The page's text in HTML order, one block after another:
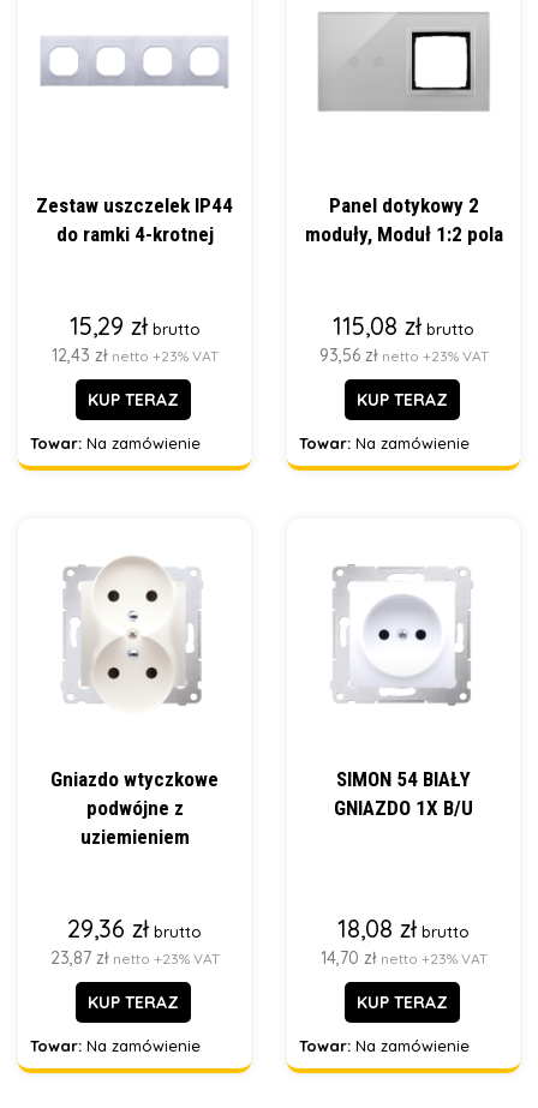
Zestaw uszczelek IP44
do ramki 4-krotnej
15,29 zł brutto
12,43 zł netto +23% VAT
KUP TERAZ
Towar: Na zamówienie
Panel dotykowy 2
moduły, Moduł 1:2 pola
115,08 zł brutto
93,56 zł netto +23% VAT
KUP TERAZ
Towar: Na zamówienie
Gniazdo wtyczkowe
podwójne z
uziemieniem
29,36 zł brutto
23,87 zł netto +23% VAT
KUP TERAZ
Towar: Na zamówienie
SIMON 54 BIAŁY
GNIAZDO 1X B/U
18,08 zł brutto
14,70 zł netto +23% VAT
KUP TERAZ
Towar: Na zamówienie